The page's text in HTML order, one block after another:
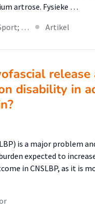
artrose. Fysieke …
… Artikel
release
disability in
is a major problem
expected to
in CNSLBP, as it is